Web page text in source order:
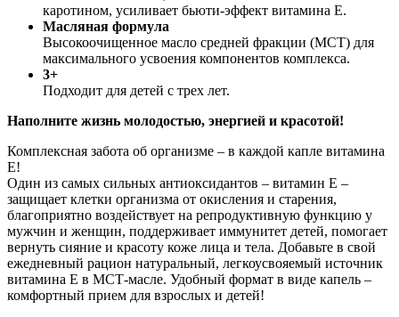
каротином, усиливает бьюти-эффект витамина Е.
Масляная формула
Высокоочищенное масло средней фракции (МСТ) для
максимального усвоения компонентов комплекса.
3+
Подходит для детей с трех лет.
Наполните жизнь молодостью, энергией и красотой!
Комплексная забота об организме – в каждой капле витамина
Е!
Один из самых сильных антиоксидантов – витамин Е –
защищает клетки организма от окисления и старения,
благоприятно воздействует на репродуктивную функцию у
мужчин и женщин, поддерживает иммунитет детей, помогает
вернуть сияние и красоту коже лица и тела. Добавьте в свой
ежедневный рацион натуральный, легкоусвояемый источник
витамина Е в МСТ-масле. Удобный формат в виде капель –
комфортный прием для взрослых и детей!